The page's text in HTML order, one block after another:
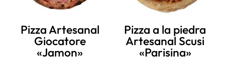
Pizza Artesanal
Giocatore
«Jamon»
Pizza a la piedra
Artesanal Scusi
«Parisina»